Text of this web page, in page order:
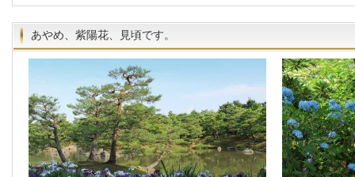
あやめ、紫陽花、見頃です。